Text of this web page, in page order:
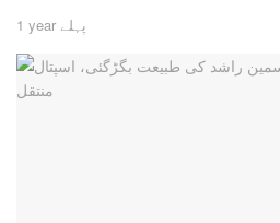
1 year پہلے